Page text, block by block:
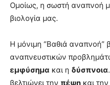
Ομοίως, η σωστή αναπνοή
βιολογία μας.
Η μόνιμη “Βαθιά αναπνοή”
αναπνευστικών
εμφύσημα και η δύσπνοια
βελτιώνει την πέψη και την